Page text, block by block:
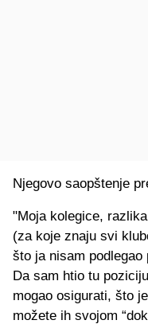
Njegovo saopštenje
"Moja kolegice,
(za koje znaju svi
što ja nisam podlegao
Da sam htio tu
mogao osigurati, što
možete ih svojom